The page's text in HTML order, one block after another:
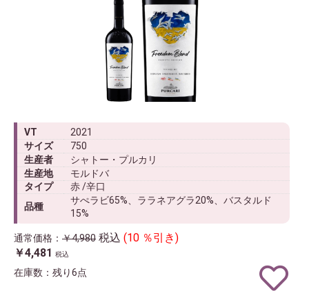
VT
2021
サイズ
750
生産者
シャトー・プルカリ
生産地
モルドバ
タイプ
赤 /辛口
品種
サぺラビ65%、ララネアグラ20%、バスタルド
15%
通常価格： ￥4,980 税込 (10 ％引き)
￥4,481 税込
在庫数：残り6点